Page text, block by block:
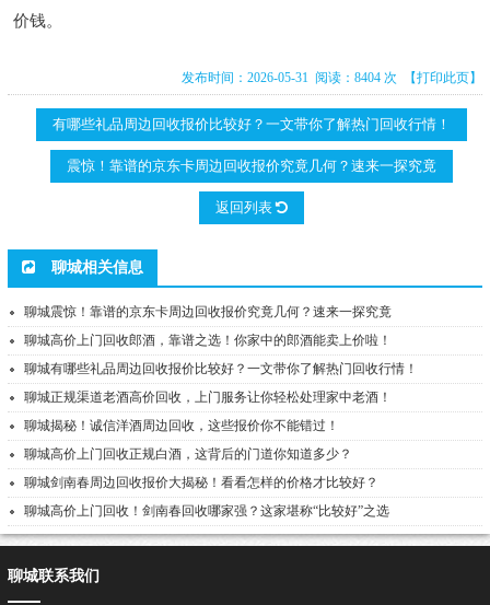
价钱。
发布时间：2026-05-31 阅读：8404 次 【打印此页】
有哪些礼品周边回收报价比较好？一文带你了解热门回收行情！
震惊！靠谱的京东卡周边回收报价究竟几何？速来一探究竟
返回列表
聊城相关信息
聊城震惊！靠谱的京东卡周边回收报价究竟几何？速来一探究竟
聊城高价上门回收郎酒，靠谱之选！你家中的郎酒能卖上价啦！
聊城有哪些礼品周边回收报价比较好？一文带你了解热门回收行情！
聊城正规渠道老酒高价回收，上门服务让你轻松处理家中老酒！
聊城揭秘！诚信洋酒周边回收，这些报价你不能错过！
聊城高价上门回收正规白酒，这背后的门道你知道多少？
聊城剑南春周边回收报价大揭秘！看看怎样的价格才比较好？
聊城高价上门回收！剑南春回收哪家强？这家堪称“比较好”之选
聊城联系我们